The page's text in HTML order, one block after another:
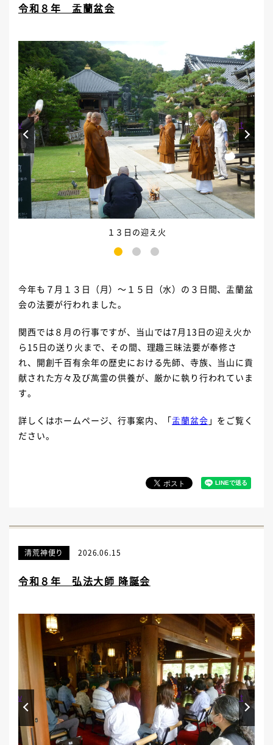
令和８年 盂蘭盆会
１３日の迎え火
3
Prev Next
今年も７月１３日（月）～１５日（水）の３日間、盂蘭盆
会の法要が行われました。
関西では８月の行事ですが、当山では7月13日の迎え火か
ら15日の送り火まで、その間、理趣三昧法要が奉修さ
れ、開創千百有余年の歴史における先師、寺族、当山に貢
献された方々及び萬霊の供養が、厳かに執り行われていま
す。
詳しくはホームページ、行事案内、「盂蘭盆会 」をご覧く
ださい。
清荒神便り 2026.06.15
令和８年 弘法大師 降誕会
Prev Next